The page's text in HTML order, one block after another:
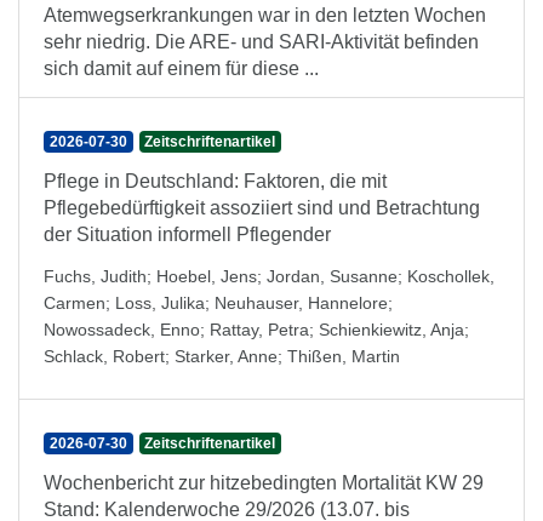
Atemwegserkrankungen war in den letzten Wochen
sehr niedrig. Die ARE- und SARI-Aktivität befinden
sich damit auf einem für diese ...
2026-07-30 Zeitschriftenartikel
Pflege in Deutschland: Faktoren, die mit
Pflegebedürftigkeit assoziiert sind und Betrachtung
der Situation informell Pflegender
Fuchs, Judith; Hoebel, Jens; Jordan, Susanne; Koschollek,
Carmen; Loss, Julika; Neuhauser, Hannelore;
Nowossadeck, Enno; Rattay, Petra; Schienkiewitz, Anja;
Schlack, Robert; Starker, Anne; Thißen, Martin
2026-07-30 Zeitschriftenartikel
Wochenbericht zur hitzebedingten Mortalität KW 29
Stand: Kalenderwoche 29/2026 (13.07. bis